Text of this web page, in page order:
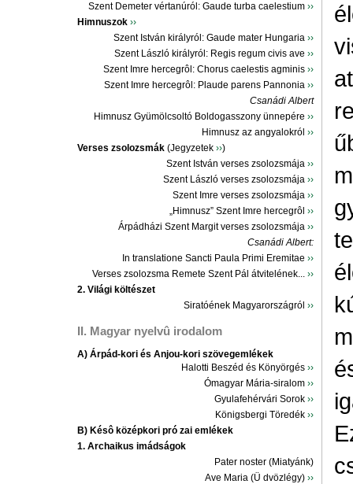
Szent Demeter vértanúról: Gaude turba caelestium ››
Himnuszok ››
Szent István királyról: Gaude mater Hungaria ››
Szent László királyról: Regis regum civis ave ››
Szent Imre hercegrôl: Chorus caelestis agminis ››
Szent Imre hercegrôl: Plaude parens Pannonia ››
Csanádi Albert
Himnusz Gyümölcsoltó Boldogasszony ünnepére ››
Himnusz az angyalokról ››
Verses zsolozsmák (Jegyzetek ››)
Szent István verses zsolozsmája ››
Szent László verses zsolozsmája ››
Szent Imre verses zsolozsmája ››
„Himnusz” Szent Imre hercegrôl ››
Árpádházi Szent Margit verses zsolozsmája ››
Csanádi Albert:
In translatione Sancti Paula Primi Eremitae ››
Verses zsolozsma Remete Szent Pál átvitelének... ››
2. Világi költészet
Siratóének Magyarországról ››
II. Magyar nyelvû irodalom
A) Árpád-kori és Anjou-kori szövegemlékek
Halotti Beszéd és Könyörgés ››
Ómagyar Mária-siralom ››
Gyulafehérvári Sorok ››
Königsbergi Töredék ››
B) Késô középkori pró zai emlékek
1. Archaikus imádságok
Pater noster (Miatyánk)
Ave Maria (Ü dvözlégy) ››